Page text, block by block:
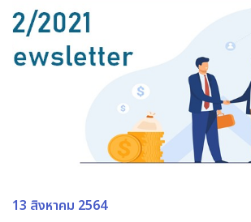
13 สิงหาคม 2564